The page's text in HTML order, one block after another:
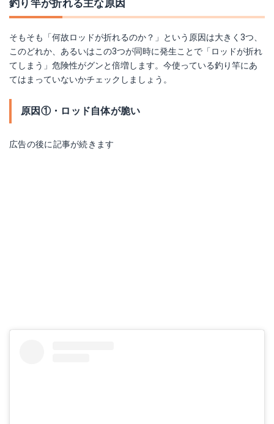
釣り竿が折れる主な原因
そもそも「何故ロッドが折れるのか？」という原因は大きく3つ、
このどれか、あるいはこの3つが同時に発生ことで「ロッドが折れ
てしまう」危険性がグンと倍増します。今使っている釣り竿にあ
てはまっていないかチェックしましょう。
原因①・ロッド自体が脆い
広告の後に記事が続きます